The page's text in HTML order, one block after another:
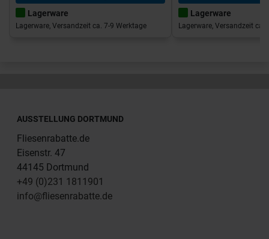
Lagerware
Lagerware, Versandzeit ca. 7-9 Werktage
Lagerware
Lagerware, Versandzeit ca.
AUSSTELLUNG DORTMUND
Fliesenrabatte.de
Eisenstr. 47
44145 Dortmund
+49 (0)231 1811901
info@fliesenrabatte.de